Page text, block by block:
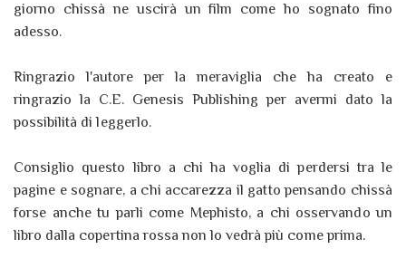
giorno chissà ne uscirà un film come ho sognato fino
adesso.
Ringrazio l'autore per la meraviglia che ha creato e
ringrazio la C.E. Genesis Publishing per avermi dato la
possibilità di leggerlo.
Consiglio questo libro a chi ha voglia di perdersi tra le
pagine e sognare, a chi accarezza il gatto pensando chissà
forse anche tu parli come Mephisto, a chi osservando un
libro dalla copertina rossa non lo vedrà più come prima.